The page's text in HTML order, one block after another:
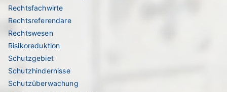
Rechtsfachwirte
Rechtsreferendare
Rechtswesen
Risikoreduktion
Schutzgebiet
Schutzhindernisse
Schutzüberwachung